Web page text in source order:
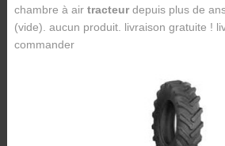
chambre à air tracteurdepuis plus de
(vide). aucun produit. livraison gratuite !
commander